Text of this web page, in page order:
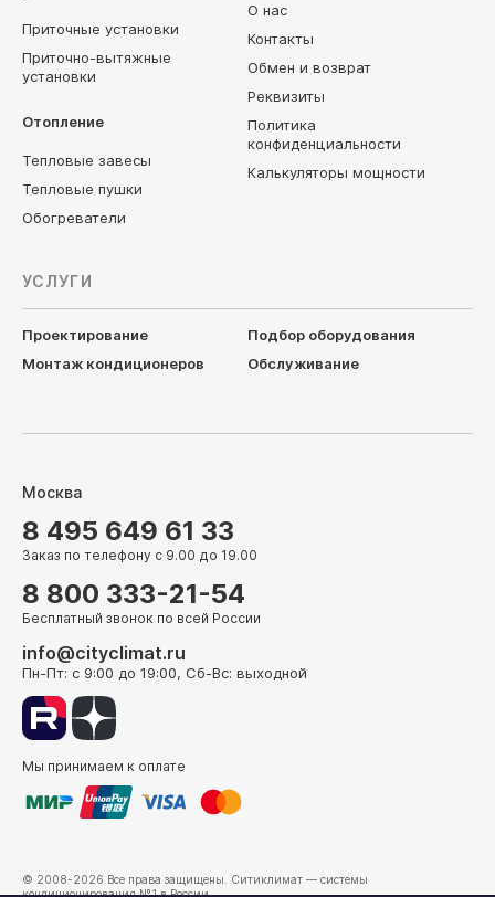
Приточные установки
Приточно-вытяжные
установки
Отопление
Тепловые завесы
Тепловые пушки
Обогреватели
О нас
Контакты
Обмен и возврат
Реквизиты
Политика
конфиденциальности
Калькуляторы мощности
УСЛУГИ
Проектирование
Подбор оборудования
Монтаж кондиционеров
Обслуживание
Москва
8 495 649 61 33
Заказ по телефону с 9.00 до 19.00
8 800 333-21-54
Бесплатный звонок по всей России
info@cityclimat.ru
Пн-Пт: с 9:00 до 19:00, Сб-Вс: выходной
Мы принимаем к оплате
© 2008-2026 Все права защищены. Ситиклимат — системы
кондиционирования №1 в России.